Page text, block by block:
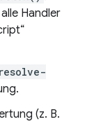
Handler
resolve-
(z. B.